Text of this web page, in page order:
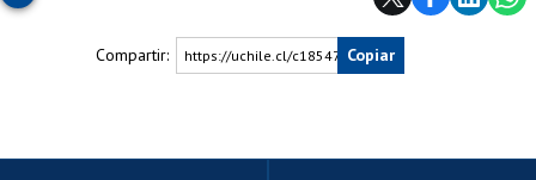
Compartir: https://uchile.cl/c185474Copiar